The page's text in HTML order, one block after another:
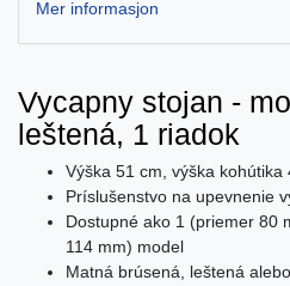
Mer informasjon
Vycapny stojan -
leštená, 1 riadok
Výška 51 cm, výška kohútika
Príslušenstvo na upevnenie
Dostupné ako 1 (priemer 80
114 mm) model
Matná brúsená, leštená